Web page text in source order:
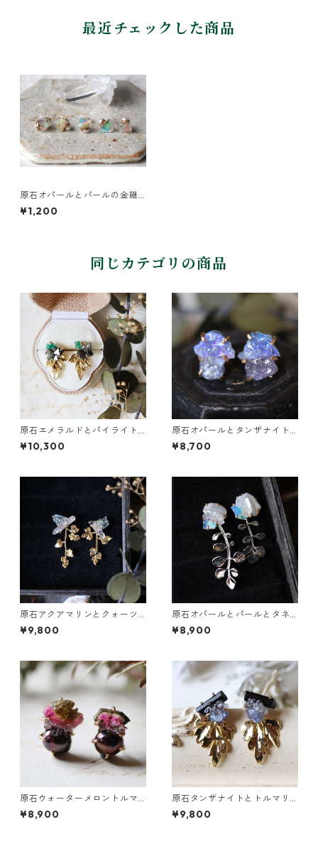
最近チェックした商品
原石オパールとパールの金継
ぎプチピアス（1個/片方）
¥1,200
同じカテゴリの商品
原石エメラルドとパイライト
とクレマチスの葉ピアス
¥10,300
原石オパールとタンザナイト
のピアス
¥8,700
原石アクアマリンとクォーツ
とカニクサの葉ピアス
¥9,800
原石オパールとパールとタネ
ツケバナの葉ピアス
¥8,900
原石ウォーターメロントルマ
リンとパールのピアス
¥8,900
原石タンザナイトとトルマリ
ンとクレマチスの葉ピアス
¥9,800